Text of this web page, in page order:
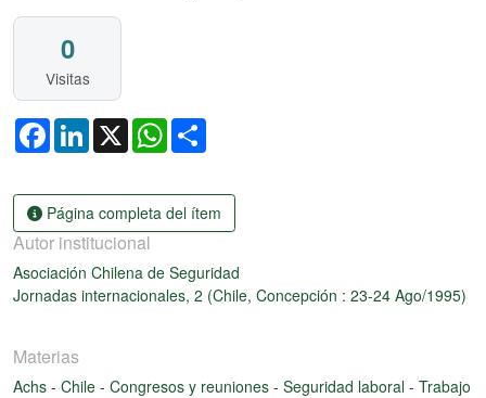
0
Visitas
FacebookLinkedIn
X WhatsApp
Página completa del ítem
Autor institucional
Asociación Chilena de Seguridad
Jornadas internacionales, 2 (Chile, Concepción : 23-24 Ago/1995)
Materias
Achs - Chile - Congresos y reuniones - Seguridad laboral - Trabajo